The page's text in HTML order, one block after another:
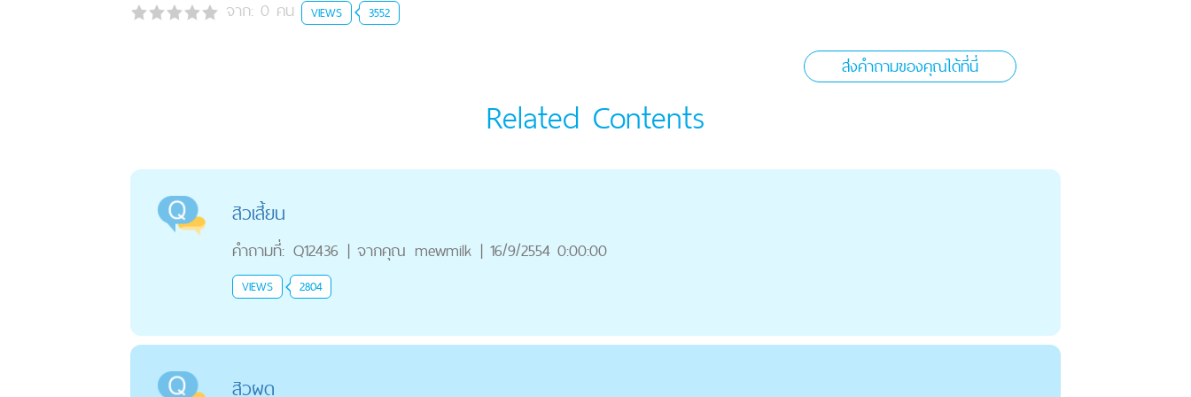
จาก: 0 คน VIEWS 3552
ส่งคำถามของคุณได้ที่นี่
Related Contents
สิวเสี้ยน
คำถามที่: Q12436 | จากคุณ mewmilk | 16/9/2554 0:00:00
VIEWS 2804
สิวผด